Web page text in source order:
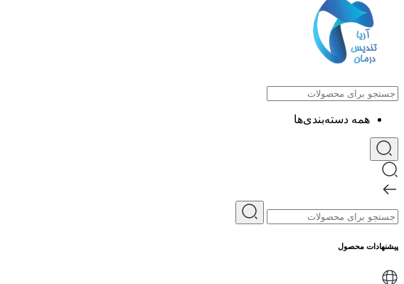
همه دسته‌بندی‌ها
پیشنهادات محصول